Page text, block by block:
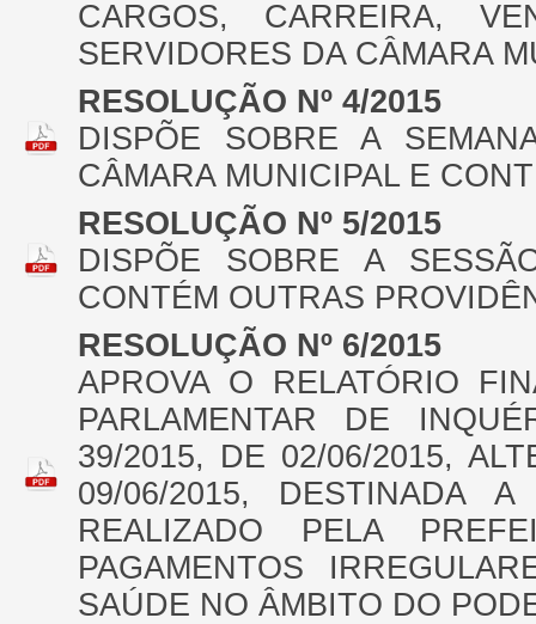
CARGOS, CARREIRA,
SERVIDORES DA CÂMARA
RESOLUÇÃO Nº 4/2015
DISPÕE SOBRE A
CÂMARA MUNICIPAL E
RESOLUÇÃO Nº 5/2015
DISPÕE SOBRE A
CONTÉM OUTRAS
RESOLUÇÃO Nº 6/2015
APROVA O RELATÓRIO
PARLAMENTAR DE
39/2015, DE 02/06/2015,
09/06/2015, DESTINADA A
REALIZADO PELA
PAGAMENTOS
SAÚDE NO ÂMBITO DO